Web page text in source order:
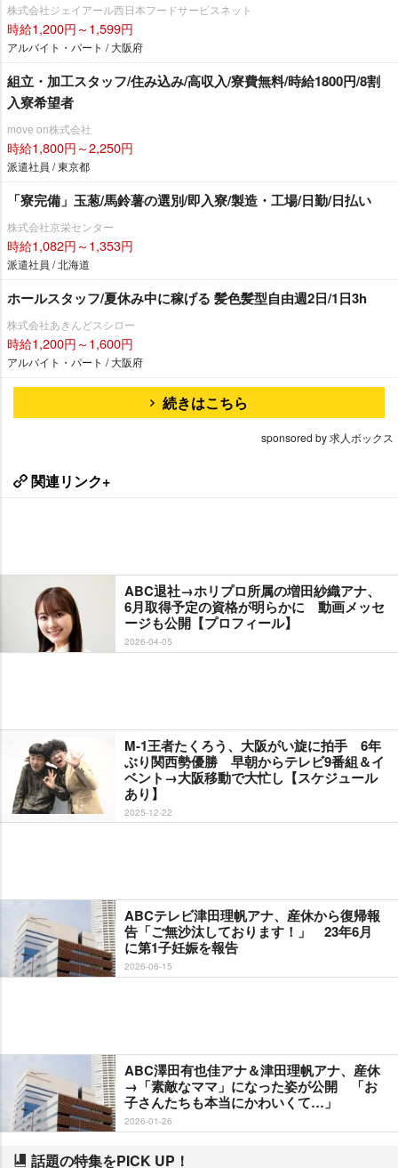
株式会社ジェイアール西日本フードサービスネット
時給1,200円～1,599円
アルバイト・パート / 大阪府
組立・加工スタッフ/住み込み/高収入/寮費無料/時給1800円/8割
入寮希望者
move on株式会社
時給1,800円～2,250円
派遣社員 / 東京都
「寮完備」玉葱/馬鈴薯の選別/即入寮/製造・工場/日勤/日払い
株式会社京栄センター
時給1,082円～1,353円
派遣社員 / 北海道
ホールスタッフ/夏休み中に稼げる 髪色髪型自由週2日/1日3h
株式会社あきんどスシロー
時給1,200円～1,600円
アルバイト・パート / 大阪府
続きはこちら
sponsored by 求人ボックス
関連リンク+
ABC退社→ホリプロ所属の増田紗織アナ、
6月取得予定の資格が明らかに 動画メッセ
ージも公開【プロフィール】
2026-04-05
M-1王者たくろう、大阪がい旋に拍手 6年
ぶり関西勢優勝 早朝からテレビ9番組＆イ
ベント→大阪移動で大忙し【スケジュール
あり】
2025-12-22
ABCテレビ津田理帆アナ、産休から復帰報
告「ご無沙汰しております！」 23年6月
に第1子妊娠を報告
2026-06-15
ABC澤田有也佳アナ＆津田理帆アナ、産休
→「素敵なママ」になった姿が公開 「お
子さんたちも本当にかわいくて…」
2026-01-26
話題の特集をPICK UP！